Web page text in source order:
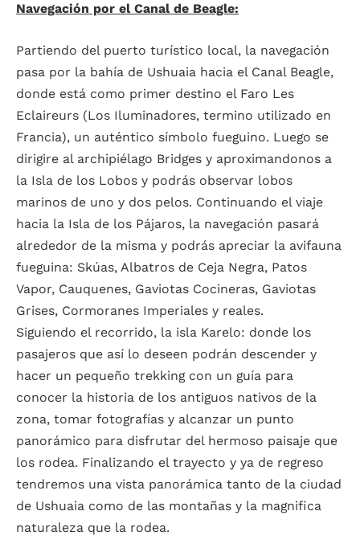
Navegación por el Canal de Beagle:
Partiendo del puerto turístico local, la navegación
pasa por la bahía de Ushuaia hacia el Canal Beagle,
donde está como primer destino el Faro Les
Eclaireurs (Los Iluminadores, termino utilizado en
Francia), un auténtico símbolo fueguino. Luego se
dirigire al archipiélago Bridges y aproximandonos a
la Isla de los Lobos y podrás observar lobos
marinos de uno y dos pelos. Continuando el viaje
hacia la Isla de los Pájaros, la navegación pasará
alrededor de la misma y podrás apreciar la avifauna
fueguina: Skúas, Albatros de Ceja Negra, Patos
Vapor, Cauquenes, Gaviotas Cocineras, Gaviotas
Grises, Cormoranes Imperiales y reales.
Siguiendo el recorrido, la isla Karelo: donde los
pasajeros que así lo deseen podrán descender y
hacer un pequeño trekking con un guía para
conocer la historia de los antiguos nativos de la
zona, tomar fotografías y alcanzar un punto
panorámico para disfrutar del hermoso paisaje que
los rodea. Finalizando el trayecto y ya de regreso
tendremos una vista panorámica tanto de la ciudad
de Ushuaia como de las montañas y la magnifica
naturaleza que la rodea.